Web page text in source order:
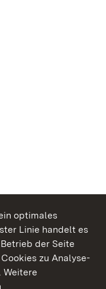
optimales
Linie handelt es
der Seite
zu Analyse-
Weitere